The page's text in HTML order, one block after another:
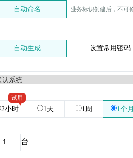
自动命名 业务标识创建后，不可
自动生成 设置常用密码
2小时
试用
1天 1周 1个
台